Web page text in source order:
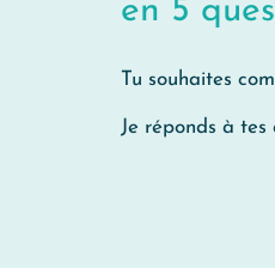
en 5
Tu souhaites
Je réponds à tes